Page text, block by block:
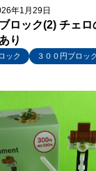
年1月29日
ロック(2) チェロ
り
ック
３００円ブロック